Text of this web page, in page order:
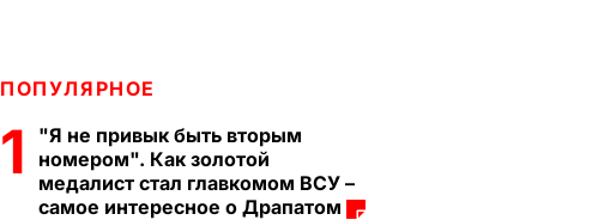
ПОПУЛЯРНОЕ
1
"Я не привык быть вторым
номером". Как золотой
медалист стал главкомом ВСУ –
самое интересное о Драпатом